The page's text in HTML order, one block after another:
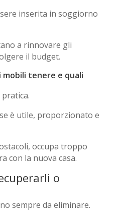
inserita in soggiorno
a rinnovare gli
il budget.
mobili tenere e quali
pratica.
è utile, proporzionato e
occupa troppo
con la nuova casa.
o
sempre da eliminare.